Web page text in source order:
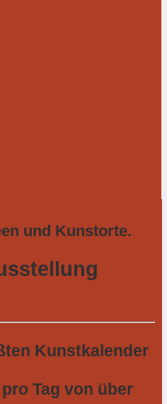
und Kunstorte.
Kunstkalender
Tag von über